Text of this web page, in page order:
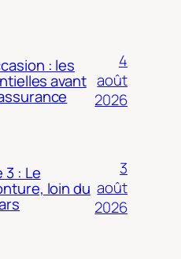
: les
avant
4
août
2026
3 : Le
loin du
3
août
2026